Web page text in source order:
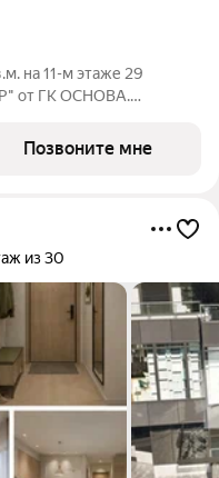
на 11-м этаже 29
от ГК ОСНОВА.
Черёмушки на Юго-
Позвоните мне
из 30